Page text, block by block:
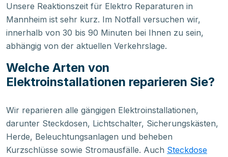
Unsere Reaktionszeit für Elektro Reparaturen in
Mannheim ist sehr kurz. Im Notfall versuchen wir,
innerhalb von 30 bis 90 Minuten bei Ihnen zu sein,
abhängig von der aktuellen Verkehrslage.
Welche Arten von
Elektroinstallationen reparieren Sie?
Wir reparieren alle gängigen Elektroinstallationen,
darunter Steckdosen, Lichtschalter, Sicherungskästen,
Herde, Beleuchtungsanlagen und beheben
Kurzschlüsse sowie Stromausfälle. Auch Steckdose